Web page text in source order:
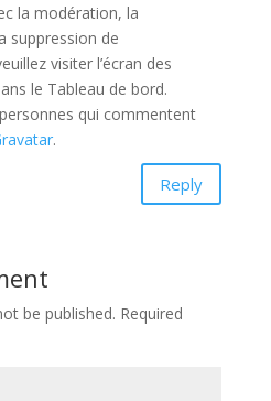
la modération, la
suppression de
visiter l’écran des
le Tableau de bord.
qui commentent
.
Reply
be published. Required